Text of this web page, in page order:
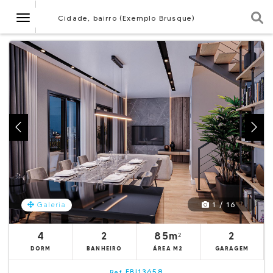
NavegaçãoCidade, bairro (Exemplo Brusque)
Galeria 1 / 16
4
DORM
2
BANHEIRO
85m²
ÁREA M2
2
GARAGEM